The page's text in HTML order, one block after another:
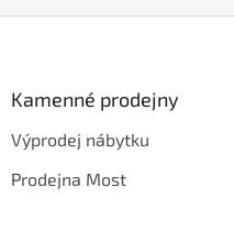
Kamenné prodejny
Výprodej nábytku
Prodejna Most